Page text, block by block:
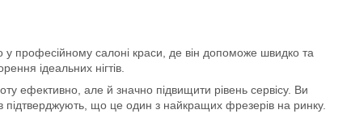
у професійному салоні краси, де він допоможе швидко та
ідеальних нігтів.
ефективно, але й значно підвищити рівень сервісу. Ви
підтверджують, що це один з найкращих фрезерів на ринку.